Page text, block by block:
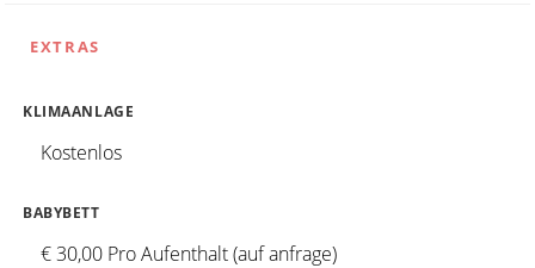
EXTRAS
KLIMAANLAGE
Kostenlos
BABYBETT
€ 30,00 Pro Aufenthalt (auf anfrage)